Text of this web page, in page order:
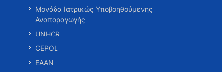
Μονάδα Ιατρικώς Υποβοηθούμενης
Αναπαραγωγής
UNHCR
CEPOL
ΕΑΑΝ